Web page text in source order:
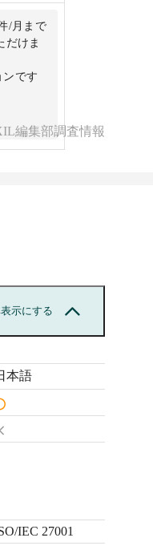
/月まで
だけま
です
編集部調査情報
示にする
本語
IEC 27001